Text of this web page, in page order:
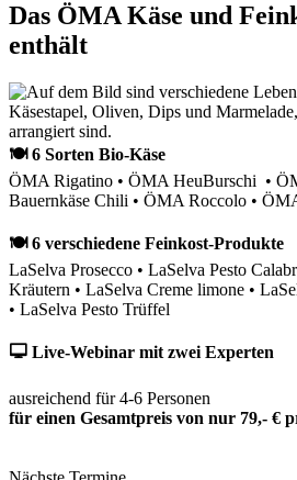
Das ÖMA Käse und
enthält
🍽 6 Sorten Bio-Käse
ÖMA Rigatino • ÖMA HeuBurschi •
Bauernkäse Chili • ÖMA Roccolo •
🍽 6 verschiedene Feinkost-Produkte
LaSelva Prosecco • LaSelva Pesto
Kräutern • LaSelva Creme limone •
• LaSelva Pesto Trüffel
🖵 Live-Webinar mit zwei Experten
ausreichend für 4-6 Personen
für einen Gesamtpreis von nur 79,- €